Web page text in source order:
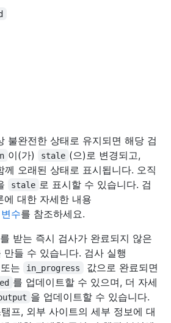
불완전한 상태로 유지되면 해당 검
이(가) stale (으)로 변경되고,
께 오래된 상태로 표시됩니다. 오직
stale 로 표시할 수 있습니다. 검
에 대한 자세한 내용
수를 참조하세요.
받는 즉시 검사가 완료되지 않은
들 수 있습니다. 검사 실행
또는 in_progress
값으로 완료되면
를 업데이트할 수 있으며, 더 자세
을 업데이트할 수 있습니다.
프, 외부 사이트의 세부 정보에 대